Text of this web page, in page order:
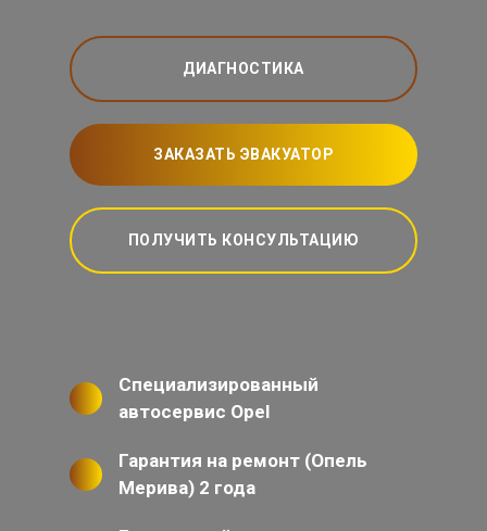
ДИАГНОСТИКА
ЗАКАЗАТЬ ЭВАКУАТОР
ПОЛУЧИТЬ КОНСУЛЬТАЦИЮ
Специализированный
автосервис Opel
Гарантия на ремонт (Опель
Мерива) 2 года